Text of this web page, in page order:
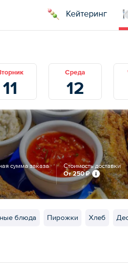
Кейтеринг
11
Среда
12
сумма заказа
Стоимость доставки
От250 ₽
блюда Пирожки Хлеб